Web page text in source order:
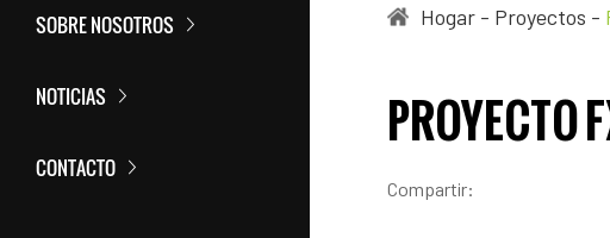
SOBRE NOSOTROS
NOTICIAS
CONTACTO
Hogar - Proyectos -
PROYECTO
Compartir: